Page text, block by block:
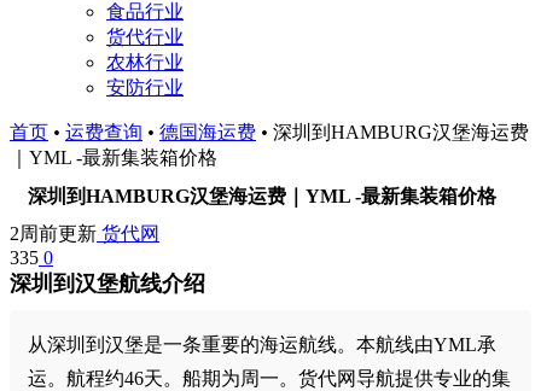
食品行业
货代行业
农林行业
安防行业
首页 • 运费查询 • 德国海运费 • 深圳到HAMBURG汉堡海运费
｜YML -最新集装箱价格
深圳到HAMBURG汉堡海运费｜YML -最新集装箱价格
2周前更新 货代网
335 0
深圳到汉堡航线介绍
从深圳到汉堡是一条重要的海运航线。本航线由YML承
运。航程约46天。船期为周一。货代网导航提供专业的集